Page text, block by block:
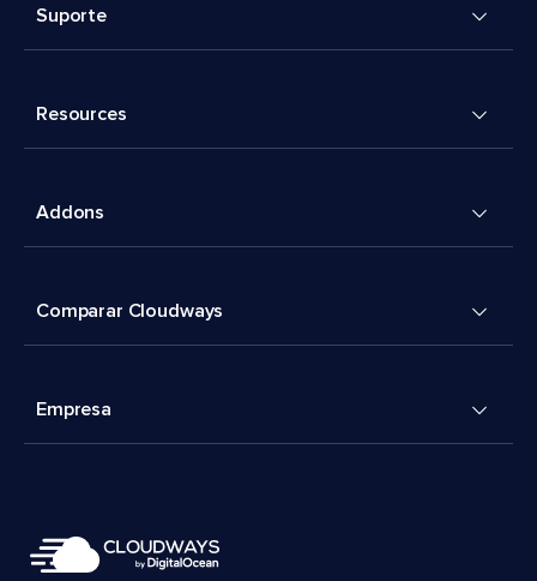
Suporte
Resources
Addons
Comparar Cloudways
Empresa